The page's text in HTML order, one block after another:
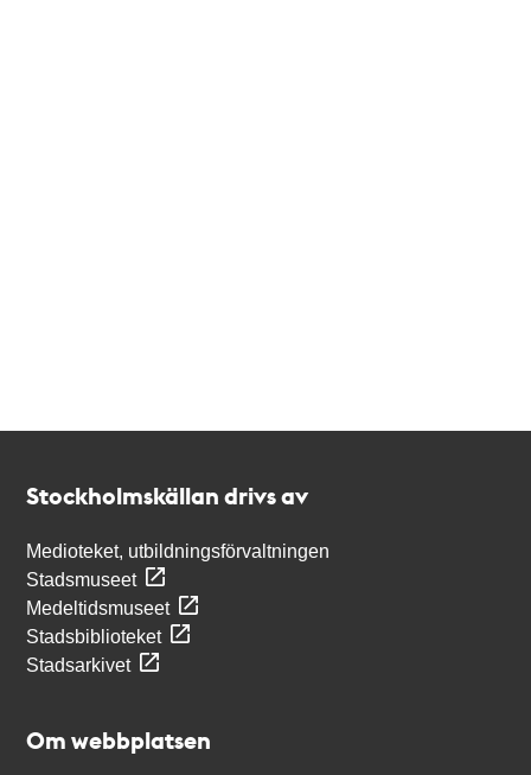
Stockholmskällan drivs av
Medioteket, utbildningsförvaltningen
Stadsmuseet
Medeltidsmuseet
Stadsbiblioteket
Stadsarkivet
Om webbplatsen